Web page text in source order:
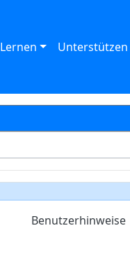
Lernen Unterstützen
Benutzerhinweise